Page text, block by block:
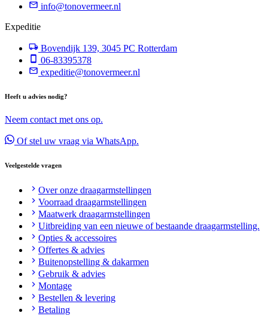
info@tonovermeer.nl
Expeditie
Bovendijk 139, 3045 PC Rotterdam
06-83395378
expeditie@tonovermeer.nl
Heeft u advies nodig?
Neem contact met ons op.
Of stel uw vraag via WhatsApp.
Veelgestelde vragen
Over onze draagarmstellingen
Voorraad draagarmstellingen
Maatwerk draagarmstellingen
Uitbreiding van een nieuwe of bestaande draagarmstelling.
Opties & accessoires
Offertes & advies
Buitenopstelling & dakarmen
Gebruik & advies
Montage
Bestellen & levering
Betaling